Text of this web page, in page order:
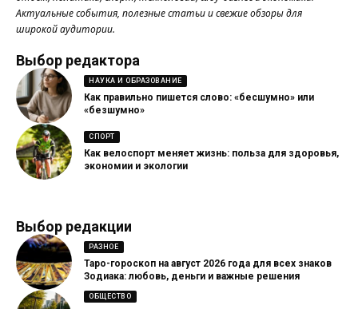
Актуальные события, полезные статьи и свежие обзоры для
широкой аудитории.
Выбор редактора
НАУКА И ОБРАЗОВАНИЕ
Как правильно пишется слово: «бесшумно» или
«безшумно»
СПОРТ
Как велоспорт меняет жизнь: польза для здоровья,
экономии и экологии
Выбор редакции
РАЗНОЕ
Таро-гороскоп на август 2026 года для всех знаков
Зодиака: любовь, деньги и важные решения
ОБЩЕСТВО